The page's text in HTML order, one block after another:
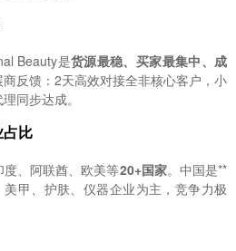
Beauty是货源最稳、买家最集中、成
反馈：2天高效对接全非核心客户，小
同步达成。
占比
、阿联酋、欧美等20+国家。中国是**
甲、护肤、仪器企业为主，竞争力极